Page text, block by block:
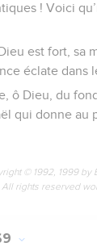
! Voici
est fort, sa
éclate dans
ô Dieu, du
qui donne au
© 1992, 1999 by
All rights reserved